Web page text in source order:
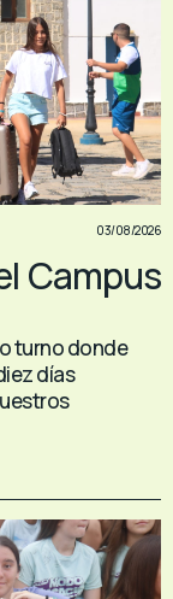
03/08/2026
Campus
turno donde
días